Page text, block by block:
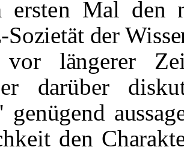
ersten Mal den
der
vor längerer
darüber dis­
genügend
den